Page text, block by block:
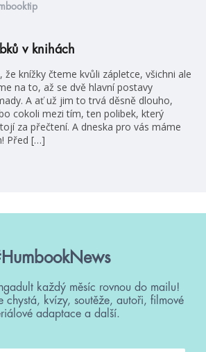
v knihách
že knížky čteme kvůli zápletce, všichni ale
na to, až se dvě hlavní postavy
A ať už jim to trvá děsně dlouho,
cokoli mezi tím, ten polibek, který
za přečtení. A dneska pro vás máme
Před […]
každý měsíc rovnou do mailu!
chystá, kvízy, soutěže, autoři, filmové
adaptace a další.